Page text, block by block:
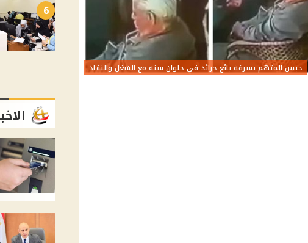
حبس المتهم بسرقة بائع جرائد في حلوان سنة مع الشغل والنفاذ
6